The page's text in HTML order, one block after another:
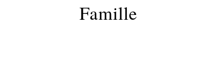
Famille